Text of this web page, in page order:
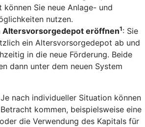
Sie neue Anlage- und
nutzen.
Altersvorsorgedepot eröffnen1: Sie
ein Altersvorsorgedepot ab und
in die neue Förderung. Beide
dann unter dem neuen System
Je nach individueller Situation können
kommen, beispielsweise eine
die Verwendung des Kapitals für